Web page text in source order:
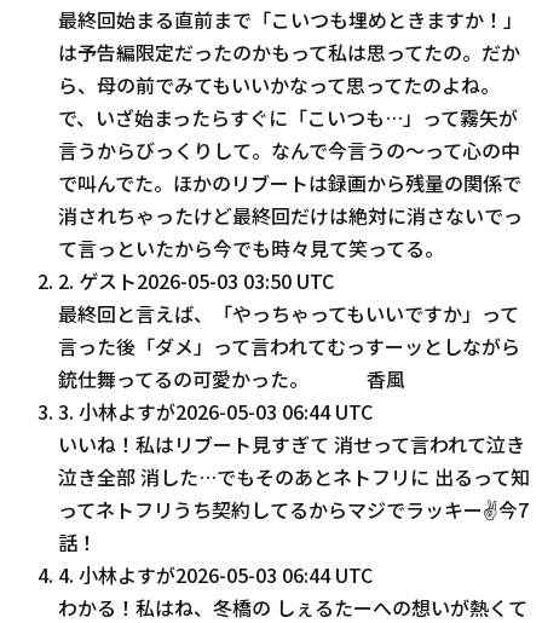
最終回始まる直前まで「こいつも埋めときますか！」
は予告編限定だったのかもって私は思ってたの。だか
ら、母の前でみてもいいかなって思ってたのよね。
で、いざ始まったらすぐに「こいつも…」って霧矢が
言うからびっくりして。なんで今言うの～って心の中
で叫んでた。ほかのリブートは録画から残量の関係で
消されちゃったけど最終回だけは絶対に消さないでっ
て言っといたから今でも時々見て笑ってる。
2. ゲスト2026-05-03 03:50 UTC
最終回と言えば、「やっちゃってもいいですか」って
言った後「ダメ」って言われてむっすーッとしながら
銃仕舞ってるの可愛かった。 香風
3. 小林よすが2026-05-03 06:44 UTC
いいね！私はリブート見すぎて 消せって言われて泣き
泣き全部 消した…でもそのあとネトフリに 出るって知
ってネトフリうち契約してるからマジでラッキー✌️今7
話！
4. 小林よすが2026-05-03 06:44 UTC
わかる！私はね、冬橋の しぇるたーへの想いが熱くて